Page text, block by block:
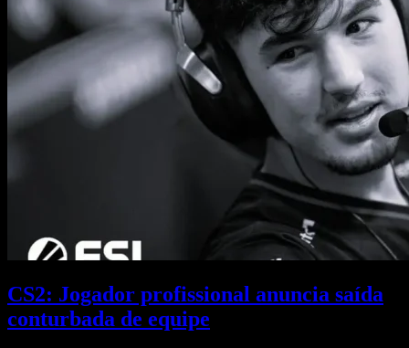
CS2: Jogador profissional anuncia saída
conturbada de equipe